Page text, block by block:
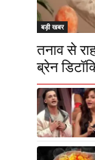
बड़ी खबर
तनाव से
ब्रेन